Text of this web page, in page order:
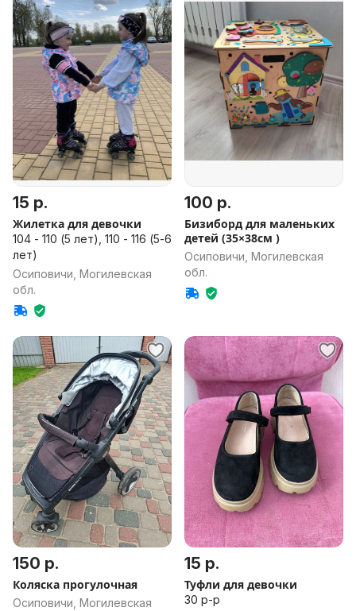
15 р.
Жилетка для девочки
104 - 110 (5 лет), 110 - 116 (5-6
лет)
Осиповичи, Могилевская
обл.
100 р.
Бизиборд для маленьких
детей (35×38см )
Осиповичи, Могилевская
обл.
150 р.
Коляска прогулочная
Осиповичи, Могилевская
15 р.
Туфли для девочки
30 р-р